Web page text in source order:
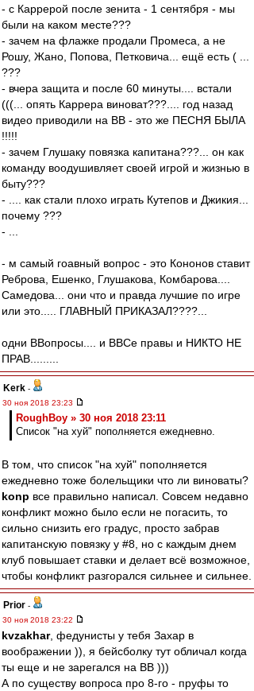
- c Каррерой после зенита - 1 сентября - мы
были на каком месте???
- зачем на флажке продали Промеса, а не
Рошу, Жано, Попова, Петковича... ещё есть ( ...
???
- вчера защита и после 60 минуты.... встали
(((... опять Каррера виноват???.... год назад
видео приводили на ВВ - это же ПЕСНЯ БЫЛА
!!!!!
- зачем Глушаку повязка капитана???... он как
команду воодушивляет своей игрой и жизнью в
быту???
- .... как стали плохо играть Кутепов и Джикия...
почему ???
- ...
- м самый гоавный вопрос - это Кононов ставит
Реброва, Ешенко, Глушакова, Комбарова....
Самедова... они что и правда лучшие по игре
или это..... ГЛАВНЫЙ ПРИКАЗАЛ????...
одни ВВопросы.... и ВВСе правы и НИКТО НЕ
ПРАВ.........
Kerk -
30 ноя 2018 23:23
RoughBoy » 30 ноя 2018 23:11
Список "на хуй" пополняется ежедневно.
В том, что список "на хуй" пополняется
ежедневно тоже болельщики что ли виноваты?
konp все правильно написал. Совсем недавно
конфликт можно было если не погасить, то
сильно снизить его градус, просто забрав
капитанскую повязку у #8, но с каждым днем
клуб повышает ставки и делает всё возможное,
чтобы конфликт разгорался сильнее и сильнее.
Prior -
30 ноя 2018 23:22
kvzakhar, федунисты у тебя Захар в
воображении )), я бейсболку тут обличал когда
ты еще и не зарегался на ВВ )))
А по существу вопроса про 8-го - пруфы то